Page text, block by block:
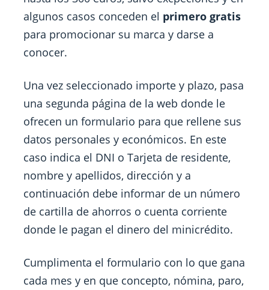
algunos casos conceden el primero gratis
para promocionar su marca y darse a
conocer.
Una vez seleccionado importe y plazo, pasa
una segunda página de la web donde le
ofrecen un formulario para que rellene sus
datos personales y económicos. En este
caso indica el DNI o Tarjeta de residente,
nombre y apellidos, dirección y a
continuación debe informar de un número
de cartilla de ahorros o cuenta corriente
donde le pagan el dinero del minicrédito.
Cumplimenta el formulario con lo que gana
cada mes y en que concepto, nómina, paro,